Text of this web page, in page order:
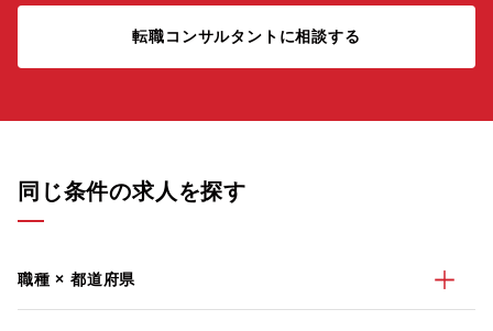
転職コンサルタントに相談する
同じ条件の求人を探す
職種 × 都道府県